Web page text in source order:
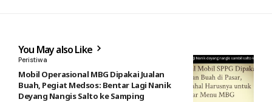
You May also Like
Peristiwa
Mobil Operasional MBG Dipakai Jualan
Buah, Pegiat Medsos: Bentar Lagi Nanik
Deyang Nangis Salto ke Samping